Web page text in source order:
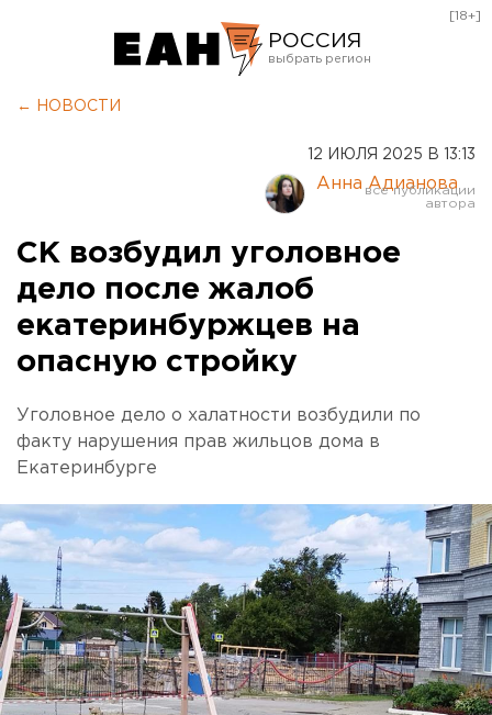
РОССИЯ
Курган
Оренбург
[18+]
← НОВОСТИ
12 ИЮЛЯ 2025 В 13:13
Анна Адианова
СК возбудил уголовное
дело после жалоб
екатеринбуржцев на
опасную стройку
Уголовное дело о халатности возбудили по
факту нарушения прав жильцов дома в
Екатеринбурге